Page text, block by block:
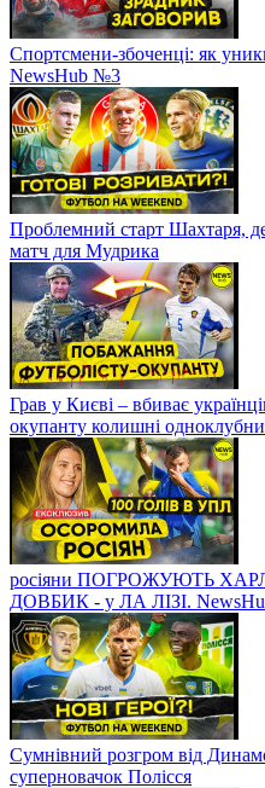
Спортсмени-збоченці: як
NewsHub №3
Проблемний старт Шахтаря,
матч для Мудрика
Грав у Києві – вбиває
окупанту колишні
росіяни ПОГРОЖУЮТЬ
ДОВБИК - у ЛА ЛІЗІ.
Сумнівний розгром від
суперновачок Полісся